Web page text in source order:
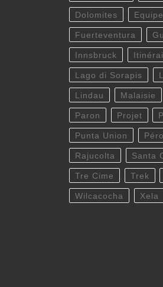
Dolomites
Fuerteventura
Innsbruck
Lago di Sorapis
Lindau Malaisie
Paron Projet
Punta Union
Rajucolta Santa
Tre Cime Trek
Wilcacocha Xela